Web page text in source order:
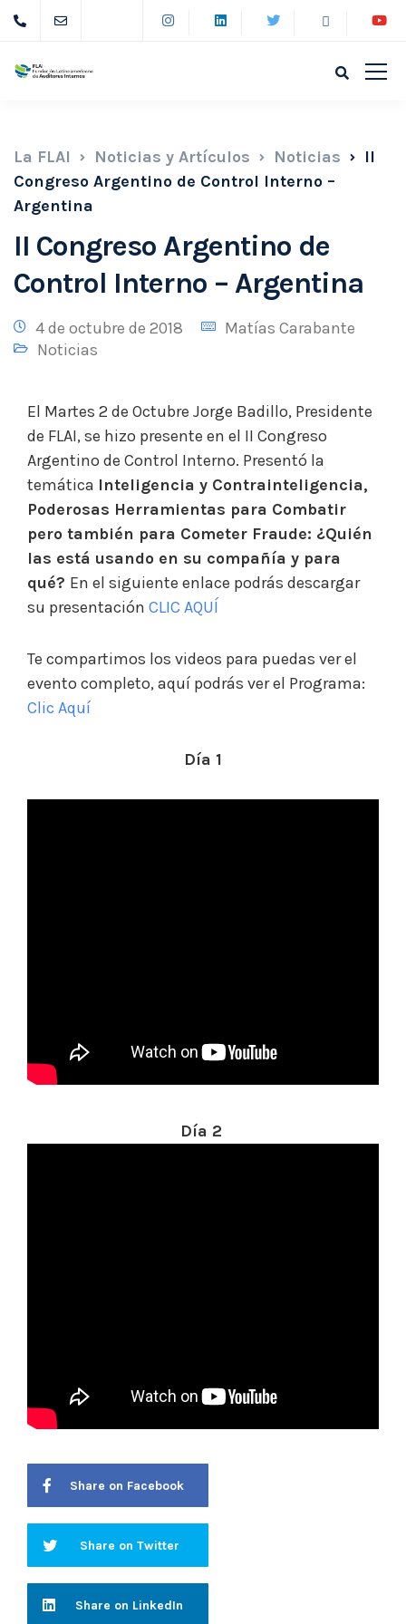
La FLAI Noticias y Artículos Noticias
II
Congreso Argentino de Control Interno –
Argentina
II Congreso Argentino de
Control Interno – Argentina
4 de octubre de 2018
Matías Carabante
Noticias
El Martes 2 de Octubre Jorge Badillo, Presidente
de FLAI, se hizo presente en el II Congreso
Argentino de Control Interno. Presentó la
temática Inteligencia y Contrainteligencia,
Poderosas Herramientas para Combatir
pero también para Cometer Fraude: ¿Quién
las está usando en su compañía y para
qué? En el siguiente enlace podrás descargar
su presentación CLIC AQUÍ
Te compartimos los videos para puedas ver el
evento completo, aquí podrás ver el Programa:
Clic Aquí
Día 1
Día 2
Share on Facebook
Share on Twitter
Share on LinkedIn